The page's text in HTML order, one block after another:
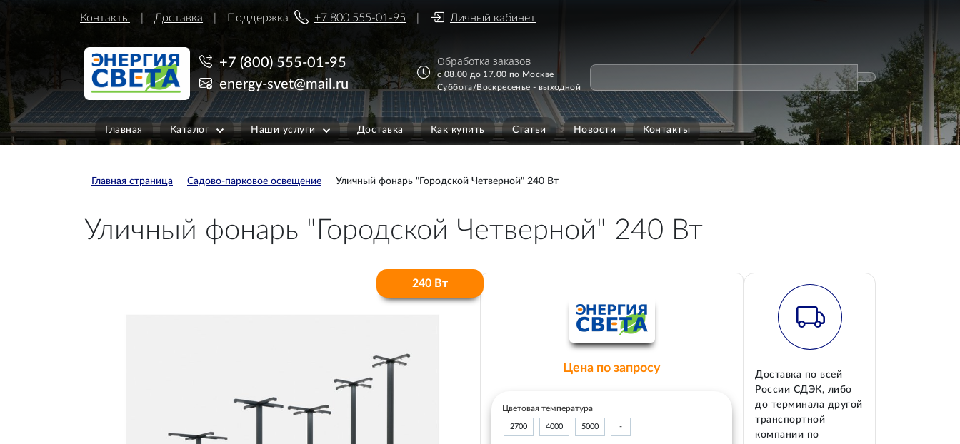
Контакты Доставка Поддержка +7 800 555-01-95 Личный кабинет
+7 (800) 555-01-95
energy-svet@mail.ru
Обработка заказов
с 08.00 до 17.00 по Москве
Суббота/Воскресенье - выходной
Главная Каталог Наши услуги Доставка Как купить Статьи Новости Контакты
Главная страница Садово-парковое освещение Уличный фонарь "Городской Четверной" 240 Вт
Уличный фонарь "Городской Четверной" 240 Вт
240 Вт
Цена по запросу
Цветовая температура
2700 4000 5000 -
Доставка по всей
России СДЭК, либо
до терминала другой
транспортной
компании по